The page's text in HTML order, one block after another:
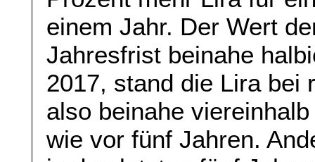
einem Jahr. Der Wert
Jahresfrist beinahe
2017, stand die Lira bei
also beinahe
wie vor fünf Jahren.